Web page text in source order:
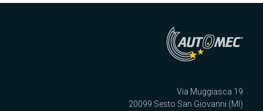
Via Muggiasca 19
20099 Sesto San Giovanni (MI)